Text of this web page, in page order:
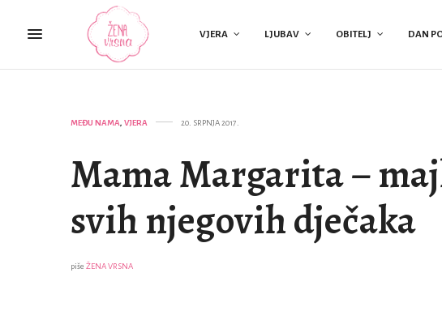
VJERA LJUBAV OBITELJ DAN
MEĐU NAMA, VJERA 20. SRPNJA 2017.
Mama Margarita –
svih njegovih dječaka
piše ŽENA VRSNA